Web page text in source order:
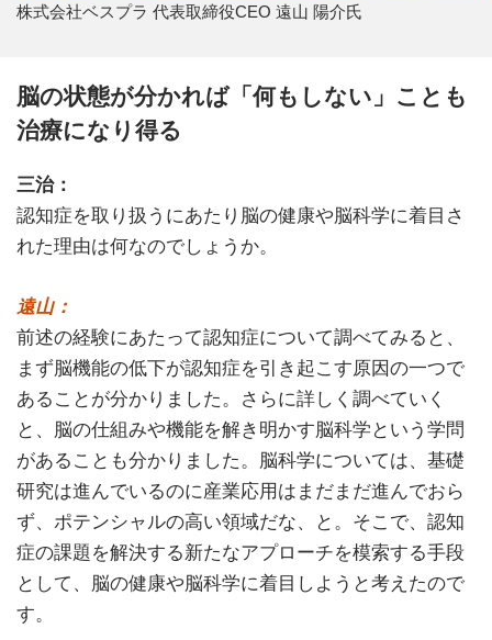
株式会社ベスプラ 代表取締役CEO 遠山 陽介氏
脳の状態が分かれば「何もしない」ことも
治療になり得る
三治：
認知症を取り扱うにあたり脳の健康や脳科学に着目さ
れた理由は何なのでしょうか。
遠山：
前述の経験にあたって認知症について調べてみると、
まず脳機能の低下が認知症を引き起こす原因の一つで
あることが分かりました。さらに詳しく調べていく
と、脳の仕組みや機能を解き明かす脳科学という学問
があることも分かりました。脳科学については、基礎
研究は進んでいるのに産業応用はまだまだ進んでおら
ず、ポテンシャルの高い領域だな、と。そこで、認知
症の課題を解決する新たなアプローチを模索する手段
として、脳の健康や脳科学に着目しようと考えたので
す。